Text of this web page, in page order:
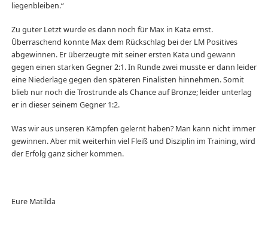
liegenbleiben.“
Zu guter Letzt wurde es dann noch für Max in Kata ernst.
Überraschend konnte Max dem Rückschlag bei der LM Positives
abgewinnen. Er überzeugte mit seiner ersten Kata und gewann
gegen einen starken Gegner 2:1. In Runde zwei musste er dann leider
eine Niederlage gegen den späteren Finalisten hinnehmen. Somit
blieb nur noch die Trostrunde als Chance auf Bronze; leider unterlag
er in dieser seinem Gegner 1:2.
Was wir aus unseren Kämpfen gelernt haben? Man kann nicht immer
gewinnen. Aber mit weiterhin viel Fleiß und Disziplin im Training, wird
der Erfolg ganz sicher kommen.
Eure Matilda